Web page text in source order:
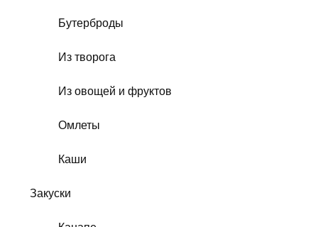
Бутерброды
Из творога
Из овощей и фруктов
Омлеты
Каши
Закуски